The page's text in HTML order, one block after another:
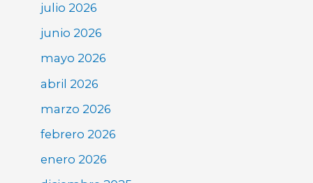
julio 2026
junio 2026
mayo 2026
abril 2026
marzo 2026
febrero 2026
enero 2026